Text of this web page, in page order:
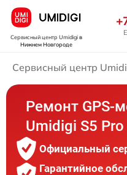
Сервисный центр Umidigiв
Нижнем Новгороде
Сервисный центр
Ремонт GPS-
Umidigi S5 Pro
Официальный
Гарантийное